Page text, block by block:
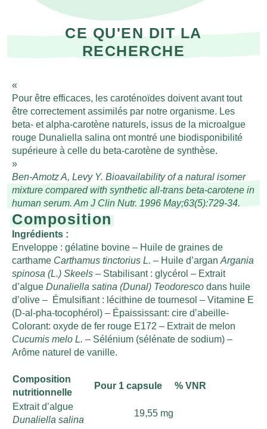
CE QU'EN DIT LA
RECHERCHE
Pour être efficaces, les caroténoïdes doivent avant tout
être correctement assimilés par notre organisme. Les
beta- et alpha-carotène naturels, issus de la microalgue
rouge Dunaliella salina ont montré une biodisponibilité
supérieure à celle du beta-carotène de synthèse.
Ben-Amotz A, Levy Y. Bioavailability of a natural isomer
mixture compared with synthetic all-trans beta-carotene in
human serum. Am J Clin Nutr. 1996 May;63(5):729-34.
Composition
Ingrédients :
Enveloppe : gélatine bovine – Huile de graines de
carthame Carthamus tinctorius L. – Huile d’argan Argania
spinosa (L.) Skeels – Stabilisant : glycérol – Extrait
d’algue Dunaliella satina (Dunal) Teodoresco dans huile
d’olive – Émulsifiant : lécithine de tournesol – Vitamine E
(D-al-pha-tocophérol) – Épaississant: cire d’abeille-
Colorant: oxyde de fer rouge E172 – Extrait de melon
Cucumis melo L. – Sélénium (sélénate de sodium) –
Arôme naturel de vanille.
Composition
nutritionnelle
Pour 1 capsule % VNR
Extrait d’algue
Dunaliella salina
19,55 mg